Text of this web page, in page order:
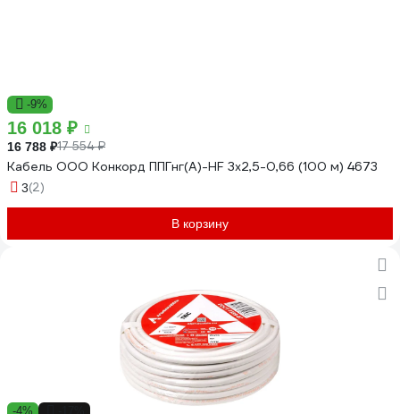
-9%
16 018 ₽
16 788 ₽17 554 ₽
Кабель ООО Конкорд ППГнг(А)-НF 3x2,5-0,66 (100 м) 4673
3(2)
В корзину
-4%